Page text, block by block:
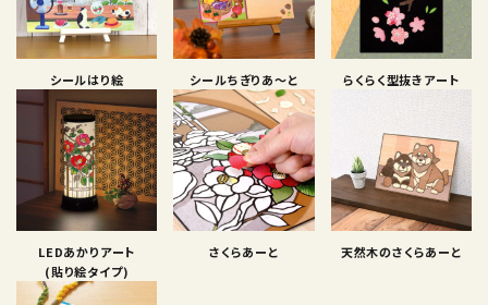
シールはり絵 シールちぎりあ〜と らくらく型抜きアート
LEDあかりアート
(貼り絵タイプ)
さくらあーと 天然木のさくらあーと